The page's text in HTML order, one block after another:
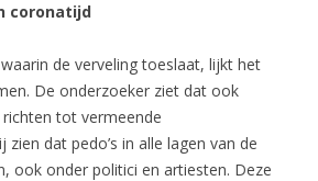
coronatijd
de verveling toeslaat, lijkt het
De onderzoeker ziet dat ook
tot vermeende
zien dat pedo’s in alle lagen van de
ook onder politici en artiesten. Deze